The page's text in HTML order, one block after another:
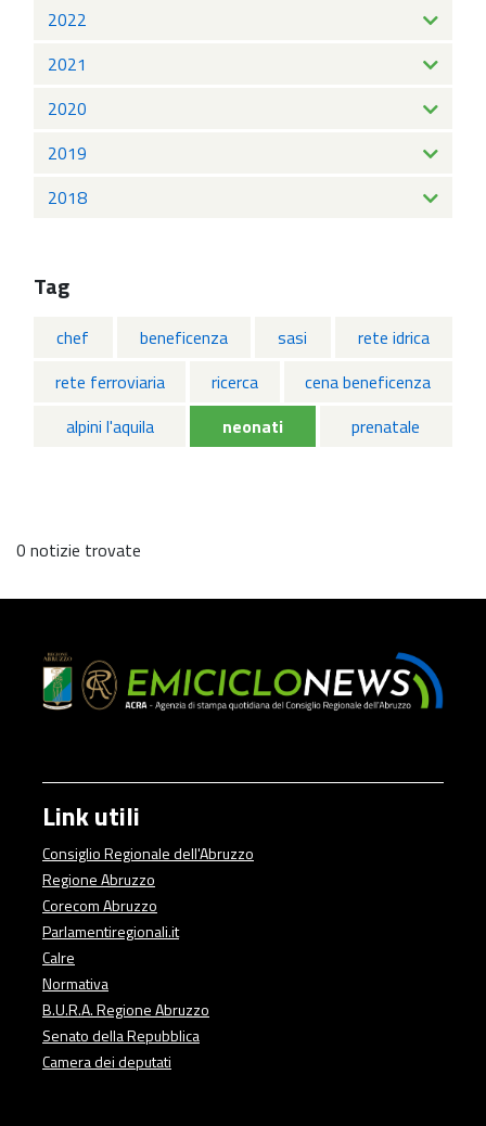
2022
2021
2020
2019
2018
Tag
chef beneficenza sasi
rete idrica
rete ferroviaria
ricerca
cena beneficenza
alpini l'aquila
neonati prenatale
0 notizie trovate
Link utili
Consiglio Regionale dell'Abruzzo
Regione Abruzzo
Corecom Abruzzo
Parlamentiregionali.it
Calre
Normativa
B.U.R.A. Regione Abruzzo
Senato della Repubblica
Camera dei deputati